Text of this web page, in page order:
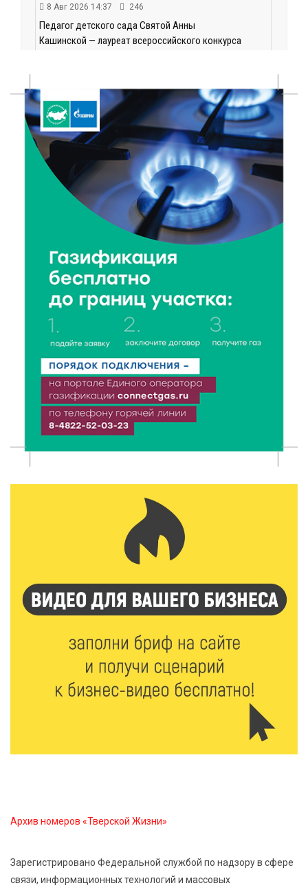
8 Авг 2026 14:37 246
Педагог детского сада Святой Анны
Кашинской — лауреат всероссийского конкурса
Тверские экологи сняли на видео медвежий обед
8 Авг 2026 14:14 226
Виталий Королев запустил веловолну на Волге в
Калязине
8 Авг 2026 13:37 447
Чем удивит X Международный фестиваль «Калитка»
8 Авг 2026 12:37 252
Забыл вещи в транспорте? Рассказываем, что ждёт
пассажиров по новым правилам
8 Авг 2026 12:12 671
Более 40 миллионов на металлургию получил бизнес
Твери
8 Авг 2026 11:37 319
От теории до практики: в детских лагерях Тверской
Арбуз без риска: на что обратить внимание при
покупке — советы Роскачества
8 Авг 2026 10:21 387
Виталий Королев рассказал о доступном спорте
для жителей Верхневолжья
«Эстафету чемпионов» провели на площади
Оленинского Дома культуры
день
7 Авг 2026 23:02 429
В Тверской области стартовала четвертая смена:
Архив номеров «Тверской Жизни»
Зарегистрировано Федеральной службой по надзору в сфере
связи, информационных технологий и массовых